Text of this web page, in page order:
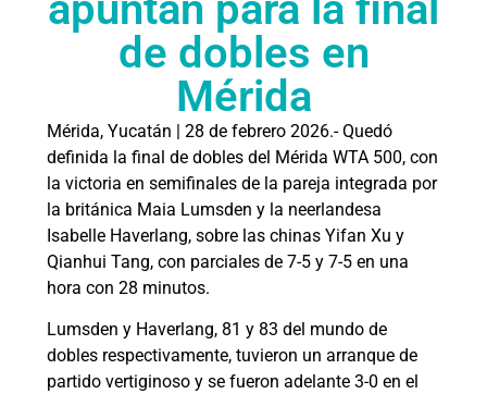
de dobles en
Mérida
Mérida, Yucatán | 28 de febrero 2026.- Quedó
definida la final de dobles del Mérida WTA 500, con
la victoria en semifinales de la pareja integrada por
la británica Maia Lumsden y la neerlandesa
Isabelle Haverlang, sobre las chinas Yifan Xu y
Qianhui Tang, con parciales de 7-5 y 7-5 en una
hora con 28 minutos.
Lumsden y Haverlang, 81 y 83 del mundo de
dobles respectivamente, tuvieron un arranque de
partido vertiginoso y se fueron adelante 3-0 en el